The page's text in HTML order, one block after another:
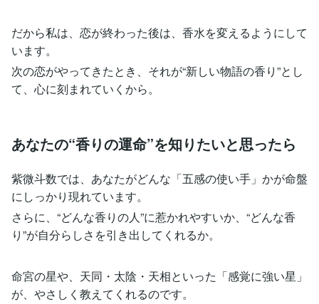
だから私は、恋が終わった後は、香水を変えるようにして
います。
次の恋がやってきたとき、それが“新しい物語の香り”とし
て、心に刻まれていくから。
あなたの“香りの運命”を知りたいと思ったら
紫微斗数では、あなたがどんな「五感の使い手」かが命盤
にしっかり現れています。
さらに、“どんな香りの人”に惹かれやすいか、“どんな香
り”が自分らしさを引き出してくれるか。
命宮の星や、天同・太陰・天相といった「感覚に強い星」
が、やさしく教えてくれるのです。